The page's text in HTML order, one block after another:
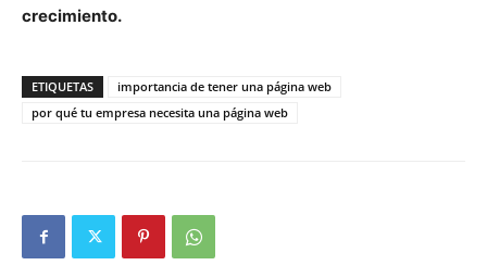
crecimiento.
ETIQUETAS
importancia de tener una página web
por qué tu empresa necesita una página web